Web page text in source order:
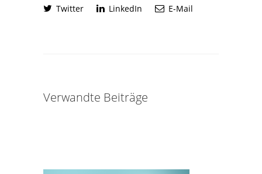
Twitter LinkedIn E-Mail
Verwandte Beiträge